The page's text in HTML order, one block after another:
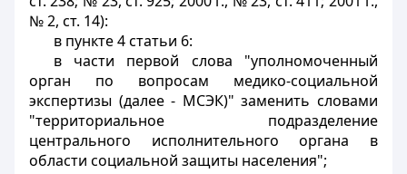
№ 2, ст. 14):
в пункте 4 статьи 6:
в части первой слова "уполномоченный
орган по вопросам медико-социальной
экспертизы (далее - МСЭК)" заменить словами
"территориальное подразделение
центрального исполнительного органа в
области социальной защиты населения";